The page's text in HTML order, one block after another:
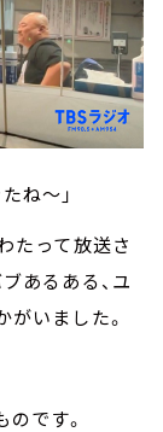
ね～」
たって放送さ
あるある、ユ
いました。
です。